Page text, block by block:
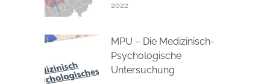
2022
MPU – Die Medizinisch-
Psychologische
Untersuchung